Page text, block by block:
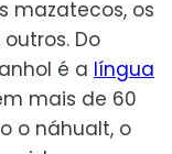
mazatecos, os
Do
é a língua
mais de 60
o náhualt, o